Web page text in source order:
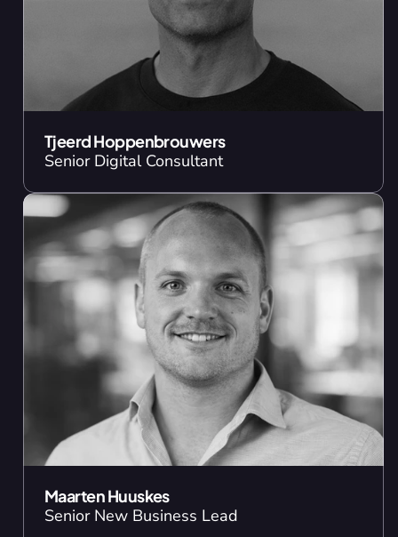
Tjeerd Hoppenbrouwers
Senior Digital Consultant
Maarten Huuskes
Senior New Business Lead